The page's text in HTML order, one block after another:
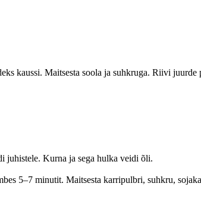
kaussi. Maitsesta soola ja suhkruga. Riivi juurde
juhistele. Kurna ja sega hulka veidi õli.
5–7 minutit. Maitsesta karripulbri, suhkru,